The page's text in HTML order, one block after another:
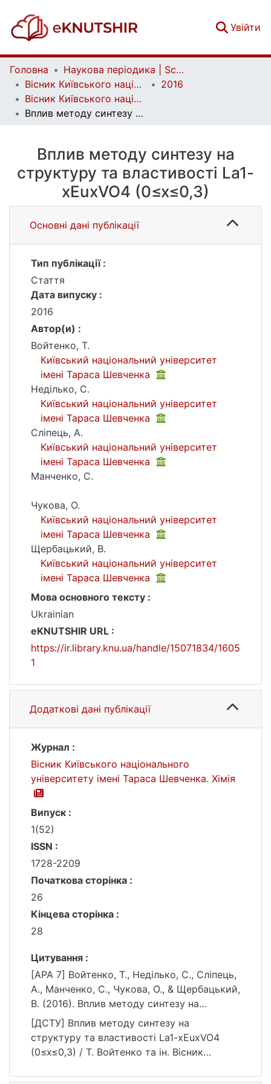
Увійти
Головна
Наукова періодика | Scientific periodicals
Вісник Київського національного університету імені Тараса Шевченка. Хімія | Bulletin of Taras Shevchenko National University of Kyiv. Chemistry
2016
Вісник Київського національного університету імені Тараса Шевченка. Хімія. Вип. 1(52)
Вплив методу синтезу на структуру та властивості La1-xEuxVO4 (0≤x≤0,3)
Вплив методу синтезу на
структуру та властивості La1-
xEuxVO4 (0≤x≤0,3)
Основні дані публікації
Тип публікації :
Стаття
Дата випуску :
2016
Автор(и) :
Войтенко, Т.
Київський національний університет
імені Тараса Шевченка
Неділько, С.
Київський національний університет
імені Тараса Шевченка
Сліпець, А.
Київський національний університет
імені Тараса Шевченка
Манченко, С.
Чукова, O.
Київський національний університет
імені Тараса Шевченка
Щербацький, В.
Київський національний університет
імені Тараса Шевченка
Мова основного тексту :
Ukrainian
eKNUTSHIR URL :
https://ir.library.knu.ua/handle/15071834/1605
1
Додаткові дані публікації
Журнал :
Вісник Київського національного
університету імені Тараса Шевченка. Хімія
Випуск :
1(52)
ISSN :
1728-2209
Початкова сторінка :
26
Кінцева сторінка :
28
Цитування :
[APA 7] Войтенко, Т., Неділько, С., Сліпець,
А., Манченко, С., Чукова, O., & Щербацький,
В. (2016). Вплив методу синтезу на
структуру та властивості La1-xEuxVO4
(0≤x≤0,3). Вісник Київського національного
університету імені Тараса Шевченка. Хімія,
https://ir.library.knu.ua/handle/15071834/1605
[ДСТУ] Вплив методу синтезу на
структуру та властивості La1-xEuxVO4
(0≤x≤0,3) / Т. Войтенко та ін. Вісник
імені Тараса Шевченка. Хімія. 2016. №